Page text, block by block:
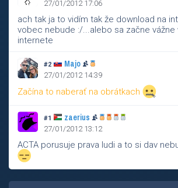
27/01/2012 17:06
ach tak ja to vidím tak že download na
vobec nebude :/...alebo sa začne vážne
internete
#2 Majo
27/01/2012 14:39
Začína to naberať na obrátkach
#1 zaerius
27/01/2012 13:12
ACTA porusuje prava ludi a to si dav